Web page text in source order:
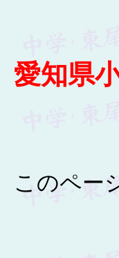
愛知県
このペー